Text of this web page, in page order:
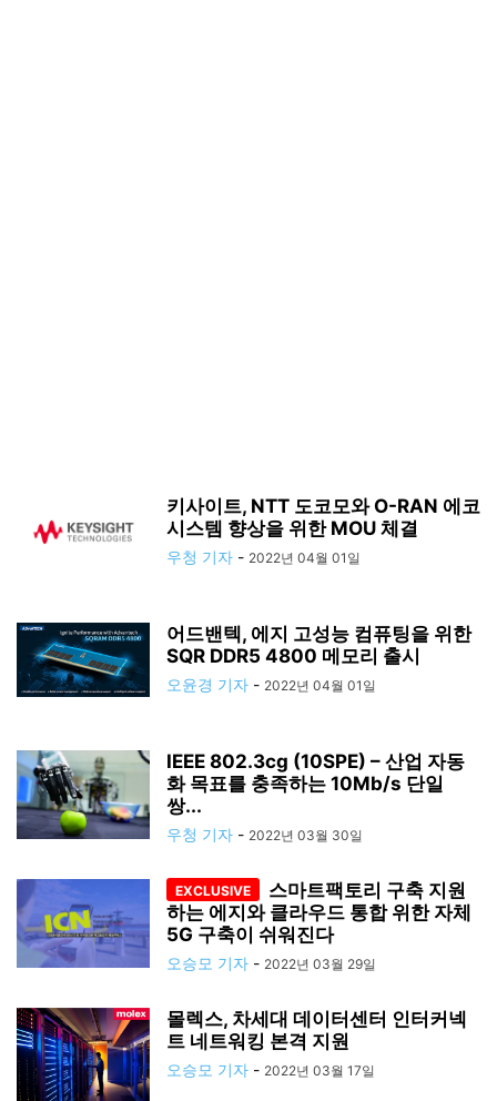
키사이트, NTT 도코모와 O-RAN 에코
시스템 향상을 위한 MOU 체결
우청 기자 - 2022년 04월 01일
어드밴텍, 에지 고성능 컴퓨팅을 위한
SQR DDR5 4800 메모리 출시
오윤경 기자 - 2022년 04월 01일
IEEE 802.3cg (10SPE) – 산업 자동
화 목표를 충족하는 10Mb/s 단일
쌍...
우청 기자 - 2022년 03월 30일
스마트팩토리 구축 지원
하는 에지와 클라우드 통합 위한 자체
5G 구축이 쉬워진다
오승모 기자 - 2022년 03월 29일
몰렉스, 차세대 데이터센터 인터커넥
트 네트워킹 본격 지원
오승모 기자 - 2022년 03월 17일